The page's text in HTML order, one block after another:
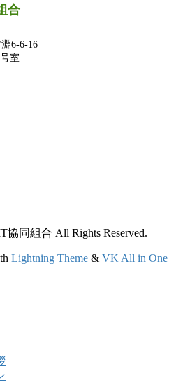
合
6-6-16
室
同組合 All Rights Reserved.
Lightning Theme & VK All in One